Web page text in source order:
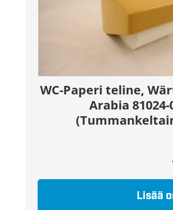
WC-Paperi teline,
Arabia 81024-
Lisää